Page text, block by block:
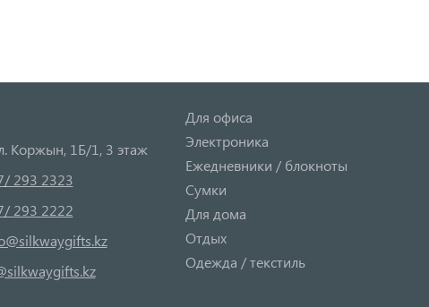
Коржын, 1Б/1, 3 этаж
293 2323
293 2222
Для офиса
Электроника
Ежедневники / блокноты
Сумки
Для дома
Отдых
Одежда / текстиль